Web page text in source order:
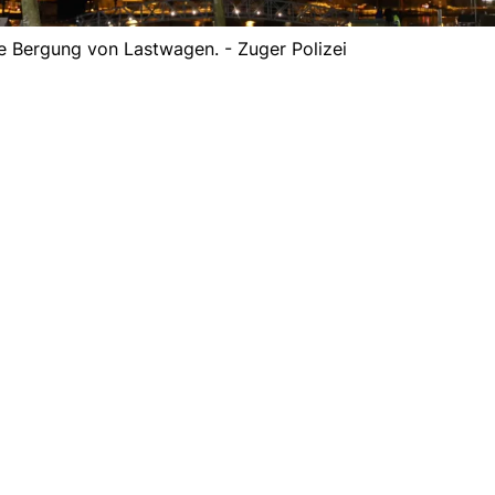
Bergung von Lastwagen. - Zuger Polizei